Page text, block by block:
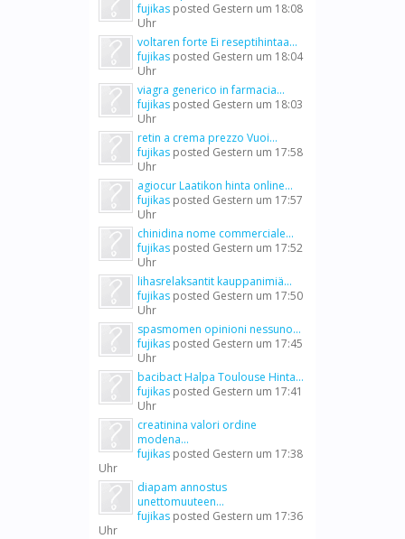
fujikas posted Gestern um 18:08
Uhr
voltaren forte Ei reseptihintaa...
fujikas posted Gestern um 18:04
Uhr
viagra generico in farmacia...
fujikas posted Gestern um 18:03
Uhr
retin a crema prezzo Vuoi...
fujikas posted Gestern um 17:58
Uhr
agiocur Laatikon hinta online...
fujikas posted Gestern um 17:57
Uhr
chinidina nome commerciale...
fujikas posted Gestern um 17:52
Uhr
lihasrelaksantit kauppanimiä...
fujikas posted Gestern um 17:50
Uhr
spasmomen opinioni nessuno...
fujikas posted Gestern um 17:45
Uhr
bacibact Halpa Toulouse Hinta...
fujikas posted Gestern um 17:41
Uhr
creatinina valori ordine
modena...
fujikas posted Gestern um 17:38
Uhr
diapam annostus
unettomuuteen...
fujikas posted Gestern um 17:36
Uhr